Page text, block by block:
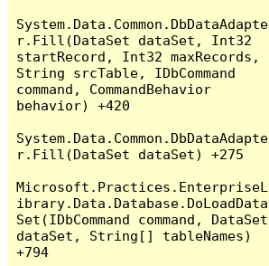
System.Data.Common.DbDataAdapte
r.Fill(DataSet dataSet, Int32
startRecord, Int32 maxRecords,
String srcTable, IDbCommand
command, CommandBehavior
behavior) +420
System.Data.Common.DbDataAdapte
r.Fill(DataSet dataSet) +275
Microsoft.Practices.EnterpriseL
ibrary.Data.Database.DoLoadData
Set(IDbCommand command, DataSet
dataSet, String[] tableNames)
+794